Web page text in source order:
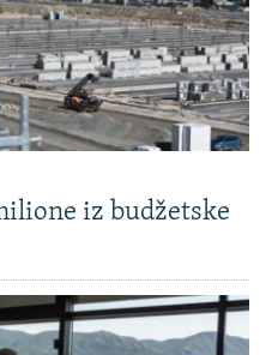
iz budžetske